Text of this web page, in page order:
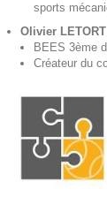
sports
Olivier
BEES 3ème
Créateur du